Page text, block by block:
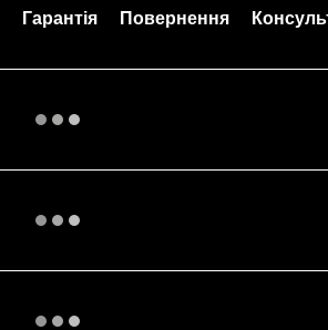
Гарантія Повернення